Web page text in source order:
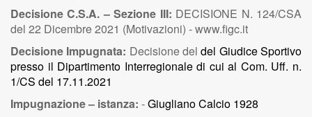
Decisione C.S.A. – Sezione III: DECISIONE N. 124/CSA
del 22 Dicembre 2021 (Motivazioni) - www.figc.it
Decisione Impugnata: Decisione deldel Giudice Sportivo
presso il Dipartimento Interregionale di cui al Com. Uff. n.
1/CS del 17.11.2021
Impugnazione – istanza: -Giugliano Calcio 1928